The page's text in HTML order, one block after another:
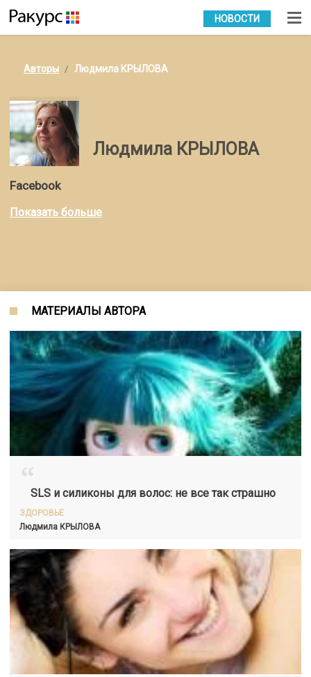
УКР РУС
НОВОСТИ
Авторы Людмила КРЫЛОВА
Людмила КРЫЛОВА
Facebook
Показать больше
МАТЕРИАЛЫ АВТОРА
“SLS и силиконы для волос: не все так страшно
ЗДОРОВЬЕ
Людмила КРЫЛОВА